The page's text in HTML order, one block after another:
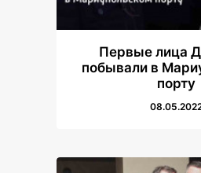
Первые лица
побывали в
порту